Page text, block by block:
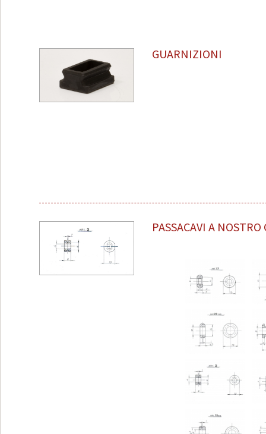
GUARNIZIONI
PASSACAVI A NOSTRO